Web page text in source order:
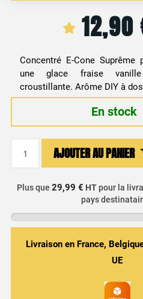
12,90
Concentré E-Cone Suprême
une glace fraise
croustillante. Arôme DIY à
En stock
Concentré
Glace
Fraise
Vanille
AJOUTER AU PANIER
Plus que 29,99 € HTpour la
pays
Livraison en France,
UE